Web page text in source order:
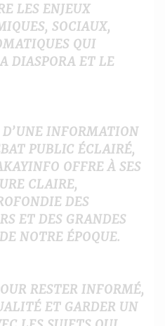
LES ENJEUX
SOCIAUX,
QUI
DIASPORA ET LE
D’UNE INFORMATION
PUBLIC ÉCLAIRÉ,
OFFRE À SES
CLAIRE,
DES
ET DES GRANDES
NOTRE ÉPOQUE.
RESTER INFORMÉ,
ET GARDER UN